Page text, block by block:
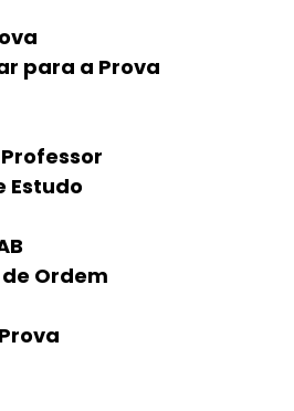
para a Prova
Estudo
Ordem